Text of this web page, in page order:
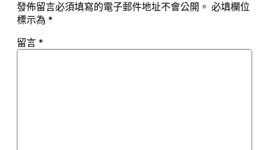
發佈留言必須填寫的電子郵件地址不會公開。 必填欄位
標示為 *
留言 *